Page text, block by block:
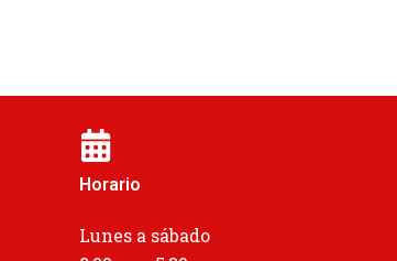
Horario
Lunes a sábado